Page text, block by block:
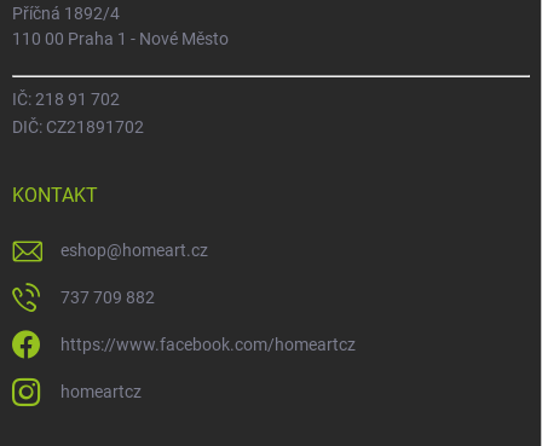
Příčná 1892/4
110 00 Praha 1 - Nové Město
IČ: 218 91 702
DIČ: CZ21891702
KONTAKT
eshop@homeart.cz
737 709 882
https://www.facebook.com/homeartcz
homeartcz